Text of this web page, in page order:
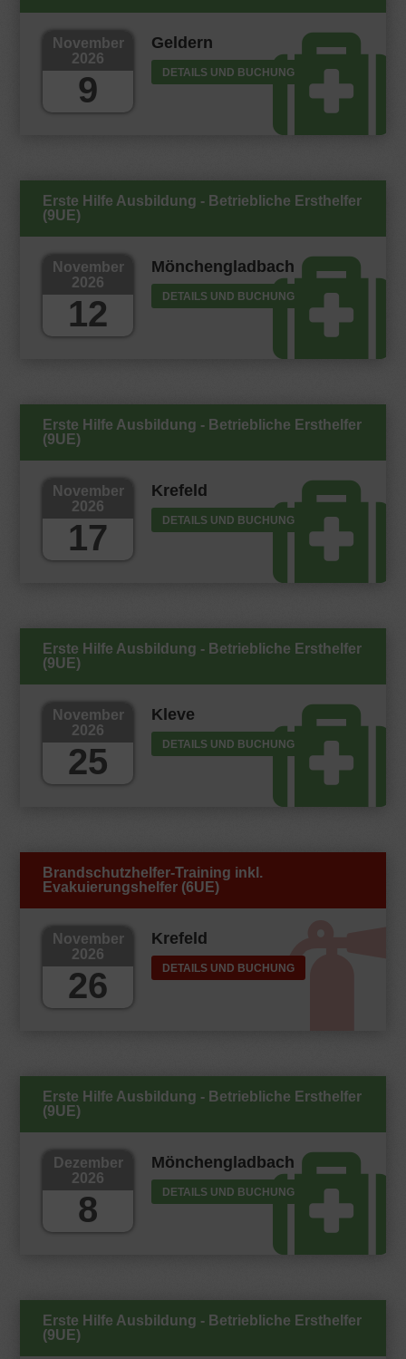
November
2026
9
Geldern
DETAILS UND BUCHUNG
Erste Hilfe Ausbildung - Betriebliche Ersthelfer
(9UE)
November
2026
12
Mönchengladbach
DETAILS UND BUCHUNG
Erste Hilfe Ausbildung - Betriebliche Ersthelfer
(9UE)
November
2026
17
Krefeld
DETAILS UND BUCHUNG
Erste Hilfe Ausbildung - Betriebliche Ersthelfer
(9UE)
November
2026
25
Kleve
DETAILS UND BUCHUNG
Brandschutzhelfer-Training inkl.
Evakuierungshelfer (6UE)
November
2026
26
Krefeld
DETAILS UND BUCHUNG
Erste Hilfe Ausbildung - Betriebliche Ersthelfer
(9UE)
Dezember
2026
8
Mönchengladbach
DETAILS UND BUCHUNG
Erste Hilfe Ausbildung - Betriebliche Ersthelfer
(9UE)